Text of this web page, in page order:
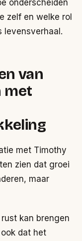
onderscheiden
zelf en welke rol
levensverhaal.
van
met
met Timothy
zien dat groei
maar
kan brengen
dat het